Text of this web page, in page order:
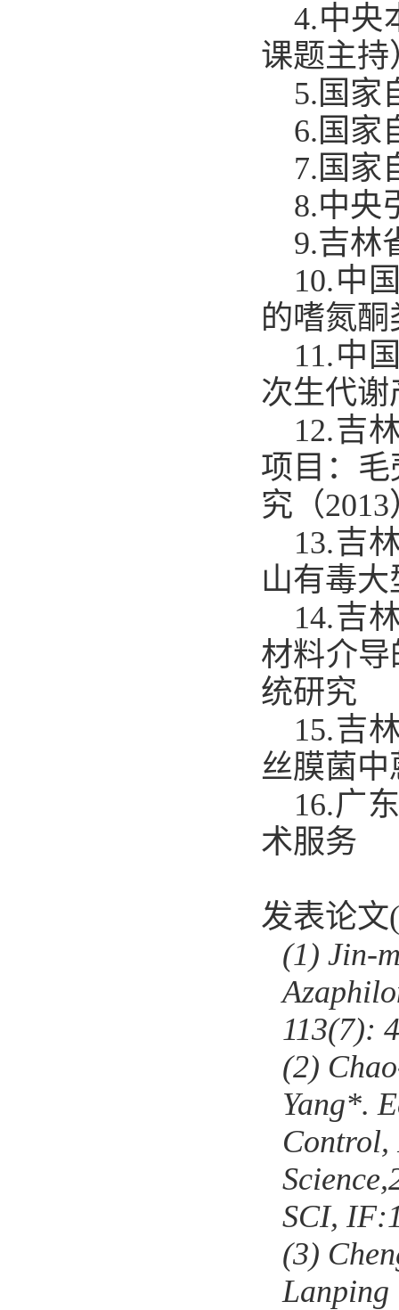
4.中央
课题主持
5.国家
6.国家
7.国家
8.中央
9.吉林
10.中
的嗜氮
11.中
次生代
12.吉
项目：
究 （2013
13.吉
山有毒
14.吉
材料介
统研究
15.吉
丝膜菌
16.广
术服务
发表论文
(1) Jin-
113(7):
(2) Chao
Yang*.
Control,
Science
SCI,
(3)